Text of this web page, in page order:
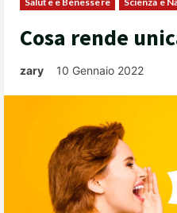
Cosa rende
zary 10 Gennaio 2022